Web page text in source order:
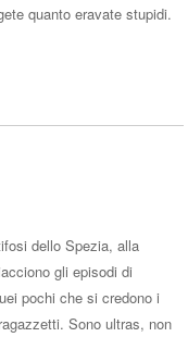
quanto eravate stupidi.
dello Spezia, alla
gli episodi di
pochi che si credono i
Sono ultras, non